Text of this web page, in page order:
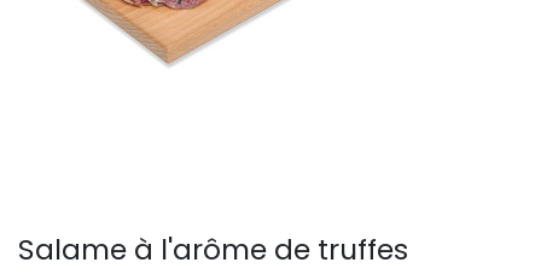
Salame à l'arôme de truffes